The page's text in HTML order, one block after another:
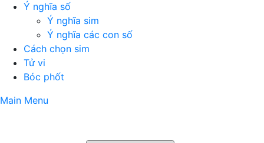
Ý nghĩa số
Ý nghĩa sim
Ý nghĩa các con số
Cách chọn sim
Tử vi
Bóc phốt
Main Menu